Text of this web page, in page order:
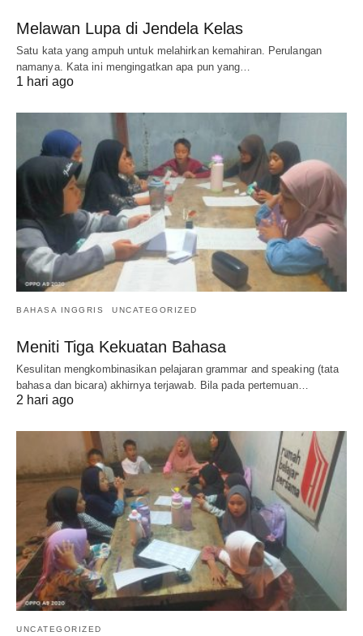
Melawan Lupa di Jendela Kelas
Satu kata yang ampuh untuk melahirkan kemahiran. Perulangan
namanya. Kata ini mengingatkan apa pun yang…
1 hari ago
BAHASA INGGRIS UNCATEGORIZED
Meniti Tiga Kekuatan Bahasa
Kesulitan mengkombinasikan pelajaran grammar and speaking (tata
bahasa dan bicara) akhirnya terjawab. Bila pada pertemuan…
2 hari ago
UNCATEGORIZED